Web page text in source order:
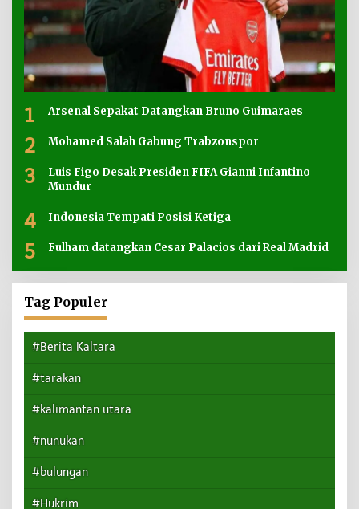
1 Arsenal Sepakat Datangkan Bruno Guimaraes
2 Mohamed Salah Gabung Trabzonspor
3
Luis Figo Desak Presiden FIFA Gianni Infantino
Mundur
4 Indonesia Tempati Posisi Ketiga
5 Fulham datangkan Cesar Palacios dari Real Madrid
Tag Populer
#Berita Kaltara
#tarakan
#kalimantan utara
#nunukan
#bulungan
#Hukrim